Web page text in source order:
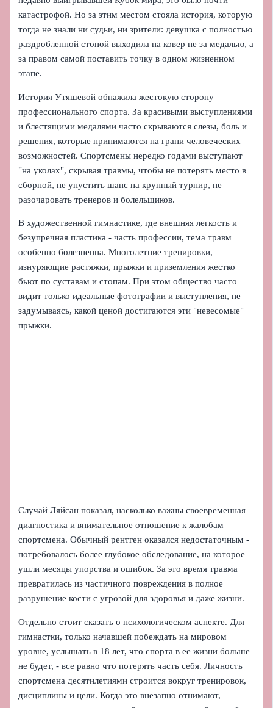
катастрофой. Но за этим местом стояла история, которую
тогда не знали ни судьи, ни зрители: девушка с полностью
раздробленной стопой выходила на ковер не за медалью, а
за правом самой поставить точку в одном жизненном
этапе.
История Утяшевой обнажила жестокую сторону
профессионального спорта. За красивыми выступлениями
и блестящими медалями часто скрываются слезы, боль и
решения, которые принимаются на грани человеческих
возможностей. Спортсмены нередко годами выступают
"на уколах", скрывая травмы, чтобы не потерять место в
сборной, не упустить шанс на крупный турнир, не
разочаровать тренеров и болельщиков.
В художественной гимнастике, где внешняя легкость и
безупречная пластика - часть профессии, тема травм
особенно болезненна. Многолетние тренировки,
изнуряющие растяжки, прыжки и приземления жестко
бьют по суставам и стопам. При этом общество часто
видит только идеальные фотографии и выступления, не
задумываясь, какой ценой достигаются эти "невесомые"
прыжки.
Случай Ляйсан показал, насколько важны своевременная
диагностика и внимательное отношение к жалобам
спортсмена. Обычный рентген оказался недостаточным -
потребовалось более глубокое обследование, на которое
ушли месяцы упорства и ошибок. За это время травма
превратилась из частичного повреждения в полное
разрушение кости с угрозой для здоровья и даже жизни.
Отдельно стоит сказать о психологическом аспекте. Для
гимнастки, только начавшей побеждать на мировом
уровне, услышать в 18 лет, что спорта в ее жизни больше
не будет, - все равно что потерять часть себя. Личность
спортсмена десятилетиями строится вокруг тренировок,
дисциплины и цели. Когда это внезапно отнимают,